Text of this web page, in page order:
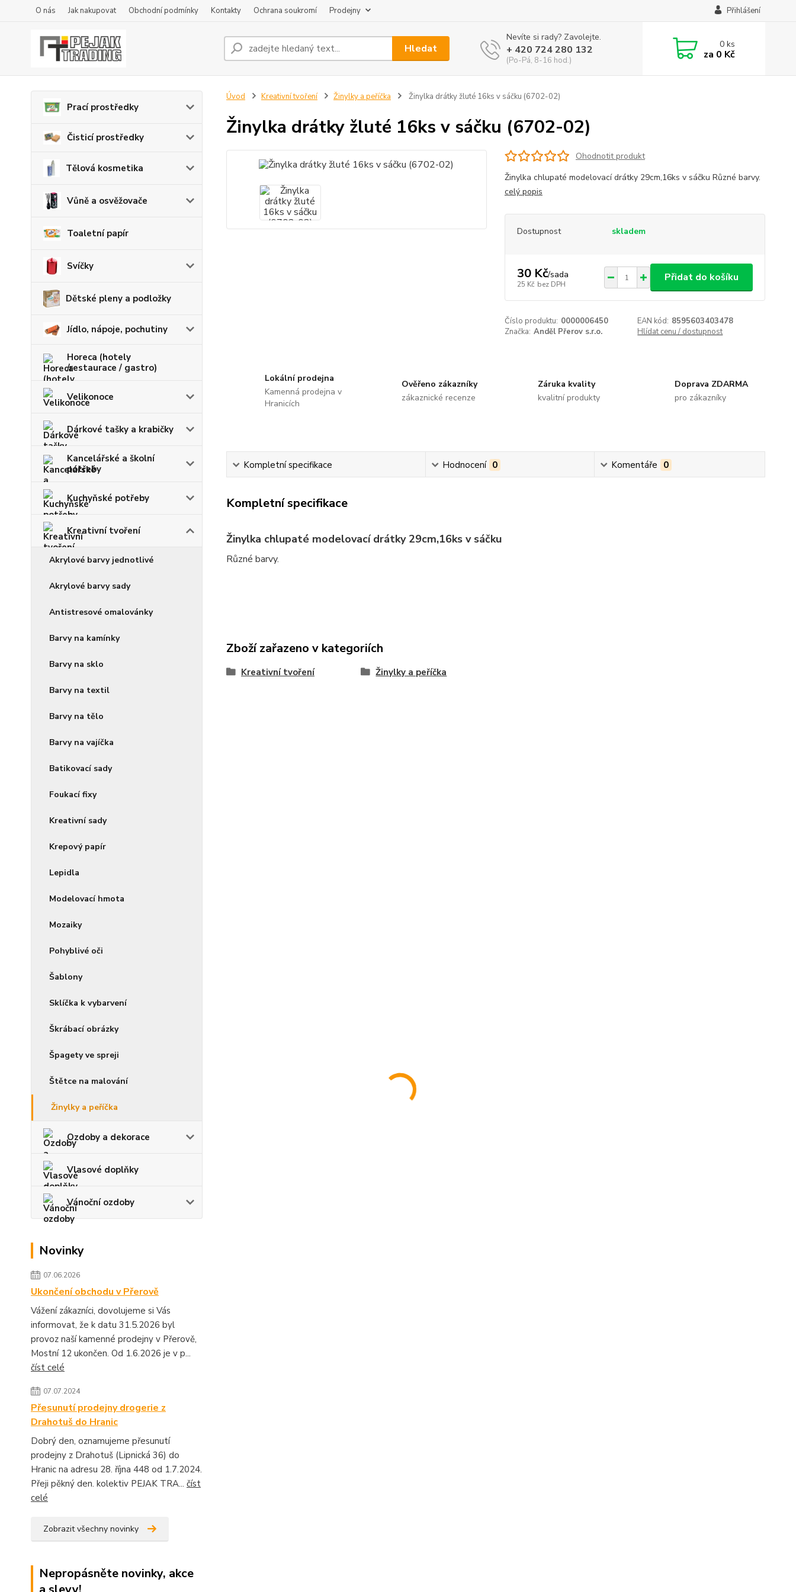
O nás Jak nakupovat Obchodní podmínky Kontakty Ochrana soukromí Prodejny Přihlášení
Hledat
Nevíte si rady? Zavolejte.
+ 420 724 280 132
(Po-Pá, 8-16 hod.)
0ks
za 0 Kč
Prací prostředky
Čisticí prostředky
Tělová kosmetika
Vůně a osvěžovače
Toaletní papír
Svíčky
Dětské pleny a podložky
Jídlo, nápoje, pochutiny
Horeca (hotely
/restaurace / gastro)
Velikonoce
Dárkové tašky a krabičky
Kancelářské a školní
potřeby
Kuchyňské potřeby
Kreativní tvoření
Akrylové barvy jednotlivé
Akrylové barvy sady
Antistresové omalovánky
Barvy na kamínky
Barvy na sklo
Barvy na textil
Barvy na tělo
Barvy na vajíčka
Batikovací sady
Foukací fixy
Kreativní sady
Krepový papír
Lepidla
Modelovací hmota
Mozaiky
Pohyblivé oči
Šablony
Sklíčka k vybarvení
Škrábací obrázky
Špagety ve spreji
Štětce na malování
Žinylky a peříčka
Ozdoby a dekorace
Vlasové doplňky
Vánoční ozdoby
Novinky
07.06.2026
Ukončení obchodu v Přerově
Vážení zákazníci, dovolujeme si Vás
informovat, že k datu 31.5.2026 byl
provoz naší kamenné prodejny v Přerově,
Mostní 12 ukončen. Od 1.6.2026 je v p...
číst celé
07.07.2024
Přesunutí prodejny drogerie z
Drahotuš do Hranic
Dobrý den, oznamujeme přesunutí
prodejny z Drahotuš (Lipnická 36) do
Hranic na adresu 28. října 448 od 1.7.2024.
Přeji pěkný den. kolektiv PEJAK TRA... číst
celé
Zobrazit všechny novinky
Nepropásněte novinky, akce
Úvod Kreativní tvoření Žinylky a peříčka Žinylka drátky žluté 16ks v sáčku (6702-02)
Žinylka drátky žluté 16ks v sáčku (6702-02)
Ohodnotit produkt
Žinylka chlupaté modelovací drátky 29cm,16ks v sáčku Různé barvy.
celý popis
Dostupnost skladem
30 Kč/sada
25 Kč bez DPH
Přidat do košíku
Číslo produktu: 0000006450 EAN kód: 8595603403478
Značka: Anděl Přerov s.r.o. Hlídat cenu / dostupnost
Lokální prodejna
Kamenná prodejna v
Hranicích
Ověřeno zákazníky
zákaznické recenze
Záruka kvality
kvalitní produkty
Doprava ZDARMA
pro zákazníky
Kompletní specifikace Hodnocení 0 Komentáře 0
Kompletní specifikace
Žinylka chlupaté modelovací drátky 29cm,16ks v sáčku
Různé barvy.
Zboží zařazeno v kategoriích
Kreativní tvoření Žinylky a peříčka